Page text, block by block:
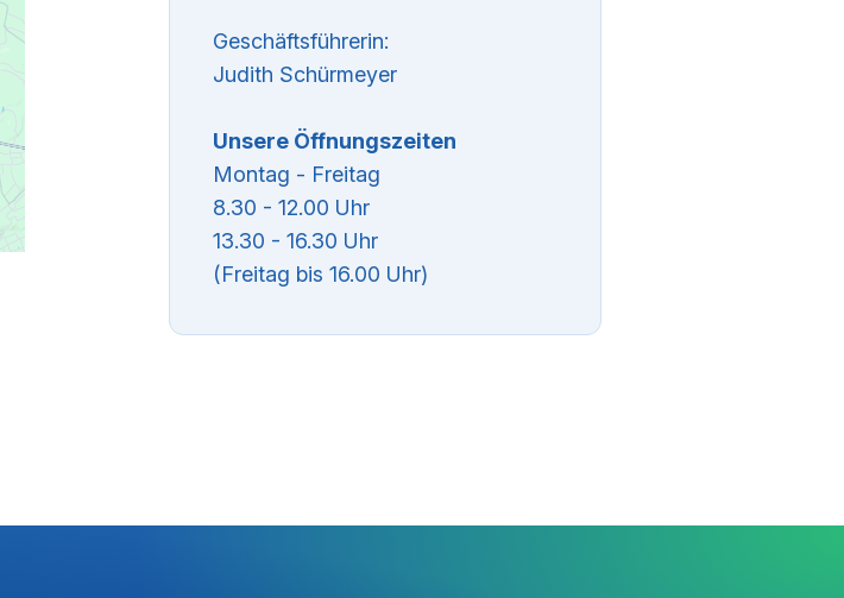
Geschäftsführerin:
Judith Schürmeyer
Unsere Öffnungszeiten
Montag - Freitag
8.30 - 12.00 Uhr
13.30 - 16.30 Uhr
(Freitag bis 16.00 Uhr)